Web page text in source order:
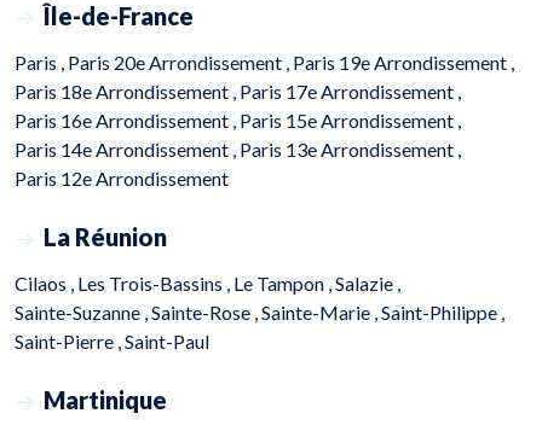
Île-de-France
Paris , Paris 20e Arrondissement , Paris 19e Arrondissement ,
Paris 18e Arrondissement , Paris 17e Arrondissement ,
Paris 16e Arrondissement , Paris 15e Arrondissement ,
Paris 14e Arrondissement , Paris 13e Arrondissement ,
Paris 12e Arrondissement
La Réunion
Cilaos , Les Trois-Bassins , Le Tampon ,Salazie ,
Sainte-Suzanne ,Sainte-Rose ,Sainte-Marie ,Saint-Philippe ,
Saint-Pierre ,Saint-Paul
Martinique